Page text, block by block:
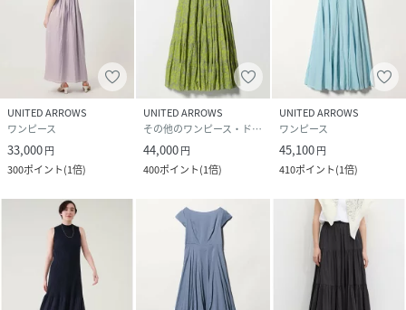
UNITED ARROWS
ワンピース
33,000円
300ポイント(1倍)
UNITED ARROWS
その他のワンピース・ドレス
44,000円
400ポイント(1倍)
UNITED ARROWS
ワンピース
45,100円
410ポイント(1倍)